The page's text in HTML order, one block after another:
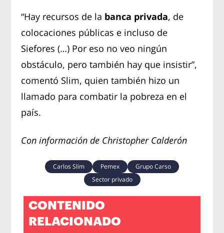
“Hay recursos de la banca privada, de
colocaciones públicas e incluso de
Siefores (…) Por eso no veo ningún
obstáculo, pero también hay que insistir”,
comentó Slim, quien también hizo un
llamado para combatir la pobreza en el
país.
Con información de Christopher Calderón
Carlos Slim Pemex
Grupo Carso
Sector privado
CONTENIDO
RELACIONADO